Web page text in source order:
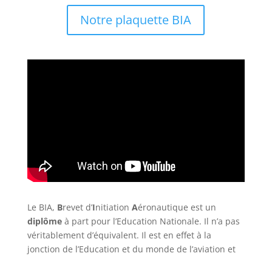
Notre plaquette BIA
Le BIA, Brevet d’Initiation Aéronautique est un
diplômeà part pour l’Education Nationale. Il n’a pas
véritablement d’équivalent. Il est en effet à la
jonction de l’Education et du monde de l’aviation et